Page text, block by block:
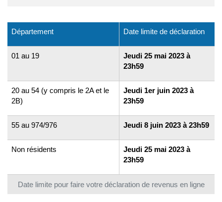
Date limite pour faire votre déclaration de revenus en ligne
Département Date limite de déclaration
01 au 19
Jeudi 25 mai 2023 à
23h59
20 au 54 (y compris le 2A et le
2B)
Jeudi 1er juin 2023 à
23h59
55 au 974/976 Jeudi 8 juin 2023 à 23h59
Non résidents
Jeudi 25 mai 2023 à
23h59